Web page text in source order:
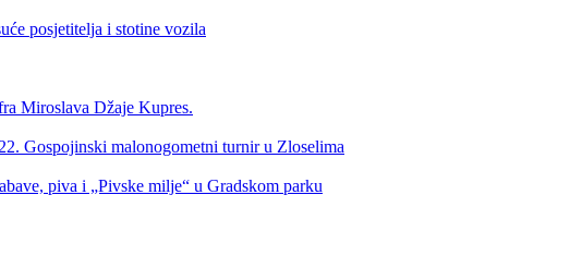
posjetitelja i stotine vozila
Miroslava Džaje Kupres.
Gospojinski malonogometni turnir u Zloselima
piva i „Pivske milje“ u Gradskom parku